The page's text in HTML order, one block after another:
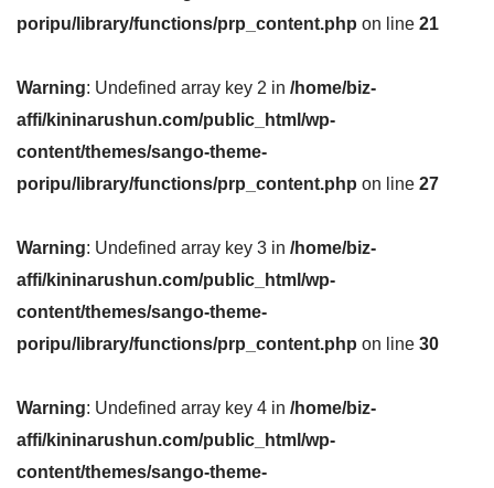
poripu/library/functions/prp_content.php on line 21
Warning: Undefined array key 2 in /home/biz-
affi/kininarushun.com/public_html/wp-
content/themes/sango-theme-
poripu/library/functions/prp_content.php on line 27
Warning: Undefined array key 3 in /home/biz-
affi/kininarushun.com/public_html/wp-
content/themes/sango-theme-
poripu/library/functions/prp_content.php on line 30
Warning: Undefined array key 4 in /home/biz-
affi/kininarushun.com/public_html/wp-
content/themes/sango-theme-